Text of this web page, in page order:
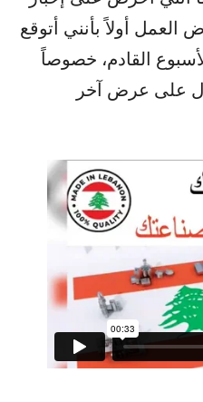
أولاً بأنني أتوقع
القادم، خصوصاً
على عرض آخر